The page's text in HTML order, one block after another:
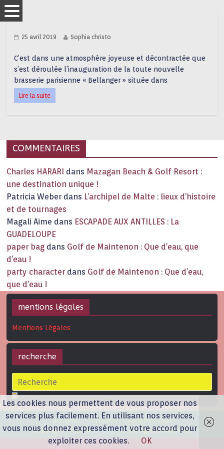
25 avril 2019 Sophia christo
C’est dans une atmosphère joyeuse et décontractée que
s’est déroulée l’inauguration de la toute nouvelle
brasserie parisienne « Bellanger » située dans
Lire la suite
COMMENTAIRES
Charles HARARI dans Mazagan Beach & Golf Resort :
une destination unique !
Patricia Weber dans L’archipel de Malte : lieux d’histoire
et de tournages
Magali Aime dans ESCAPADE AUX ANTILLES : La
GUADELOUPE
paper bag dans Golf de Maintenon : Que d’eau, que
d’eau !
party character dans Golf de Maintenon : Que d’eau,
que d’eau !
mentions légales
Mentions Légales
recherche
actualités …et PARIS ! L’équipe Prestige’S
Copyright © 2026Prestige'S. All rights reserved.
Les cookies nous permettent de vous proposer nos
services plus facilement. En utilisant nos services,
vous nous donnez expressément votre accord pour
exploiter ces cookies.
OK